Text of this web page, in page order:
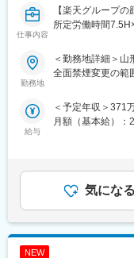
変更の範囲：会社
※ご応募時、参加
・新規契約・機
・料金プラン、楽
・スマホの初期設
・問い合わせ対応
・店舗会議・研修
・キャンペーン企
■キャリアパス：
仕事内容
【楽天グループ
所定労働時間
楽天モバイルシ
料金プラン・楽
済圏の幅広いサ
活をより豊かに
・未経験の方も
【選考会の概要】
・形式： Web開
す）
勤務地
＜勤務地詳細＞山
全面禁煙変更の範
給与
＜予定年収＞371
月額（基本給）
ます。月給(月額)
気になる
NEW